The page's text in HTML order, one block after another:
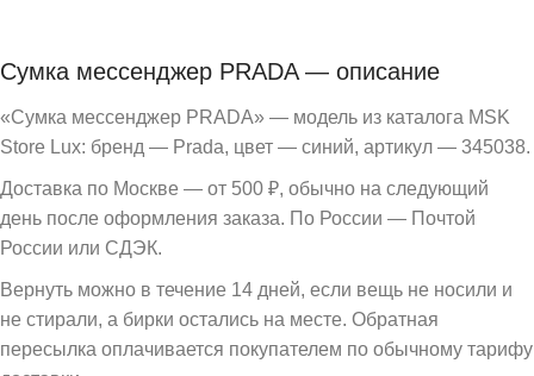
Сумка мессенджер PRADA — описание
«Сумка мессенджер PRADA» — модель из каталога MSK
Store Lux: бренд — Prada, цвет — синий, артикул — 345038.
Доставка по Москве — от 500 ₽, обычно на следующий
день после оформления заказа. По России — Почтой
России или СДЭК.
Вернуть можно в течение 14 дней, если вещь не носили и
не стирали, а бирки остались на месте. Обратная
пересылка оплачивается покупателем по обычному тарифу